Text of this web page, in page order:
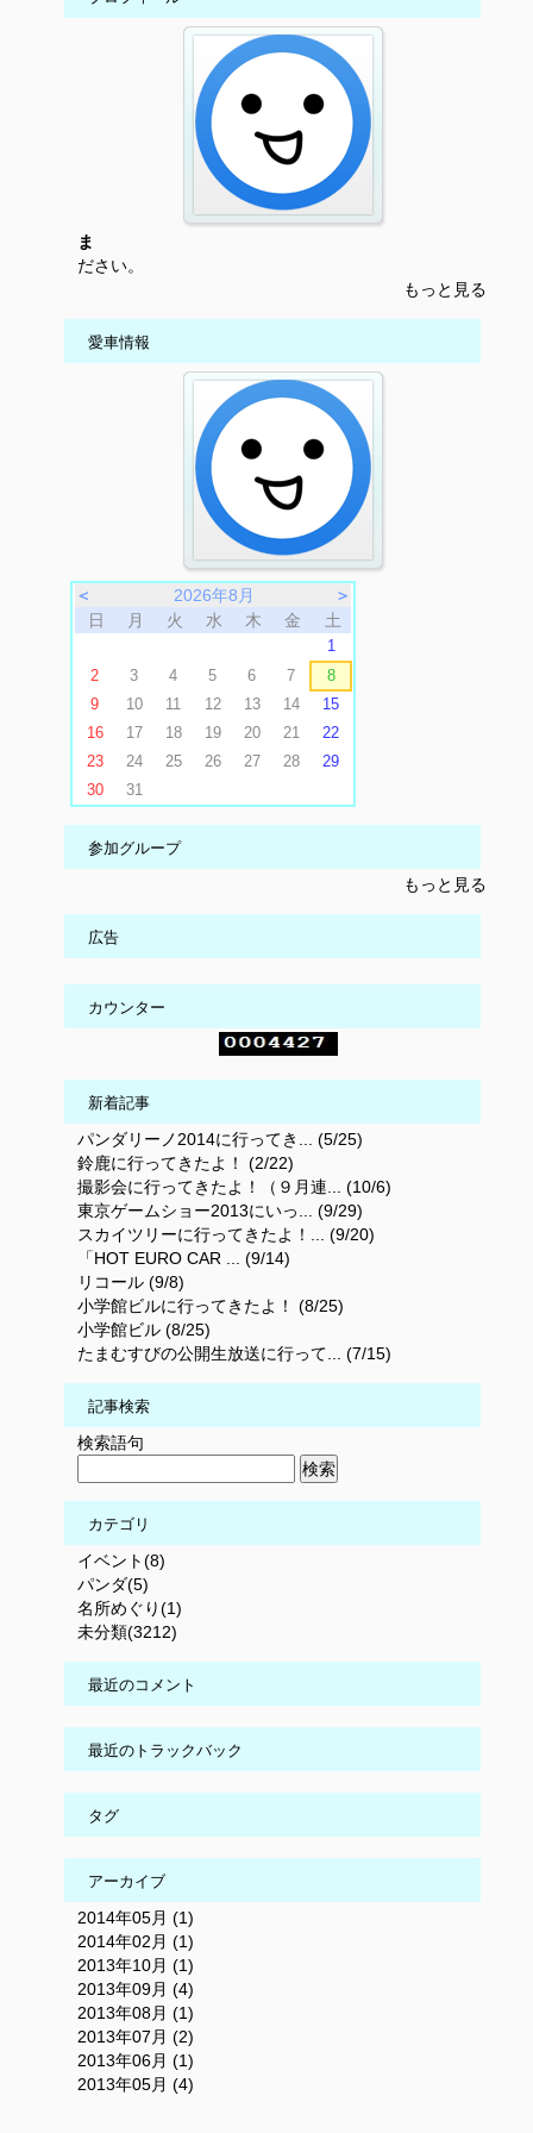
ま
ださい。
もっと見る
愛車情報
＜ 2026年8月
＞
日
月 火 水 木 金 土
1
2
3 4 5 6 7
8
9
10 11 12 13 14
15
16
17 18 19 20 21
22
23
24 25 26 27 28
29
30
31
参加グループ
もっと見る
広告
カウンター
新着記事
パンダリーノ2014に行ってき... (5/25)
鈴鹿に行ってきたよ！ (2/22)
撮影会に行ってきたよ！（９月連... (10/6)
東京ゲームショー2013にいっ... (9/29)
スカイツリーに行ってきたよ！... (9/20)
「HOT EURO CAR ... (9/14)
リコール (9/8)
小学館ビルに行ってきたよ！ (8/25)
小学館ビル (8/25)
たまむすびの公開生放送に行って... (7/15)
記事検索
検索語句
カテゴリ
イベント(8)
パンダ(5)
名所めぐり(1)
未分類(3212)
最近のコメント
最近のトラックバック
タグ
アーカイブ
2014年05月 (1)
2014年02月 (1)
2013年10月 (1)
2013年09月 (4)
2013年08月 (1)
2013年07月 (2)
2013年06月 (1)
2013年05月 (4)